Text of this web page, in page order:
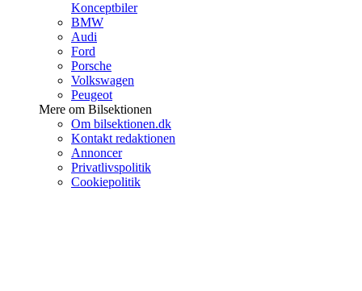
Konceptbiler
BMW
Audi
Ford
Porsche
Volkswagen
Peugeot
Mere om Bilsektionen
Om bilsektionen.dk
Kontakt redaktionen
Annoncer
Privatlivspolitik
Cookiepolitik